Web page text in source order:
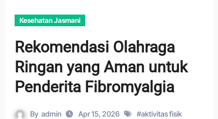
Kesehatan Jasmani
Rekomendasi Olahraga
Ringan yang Aman untuk
Penderita Fibromyalgia
By admin Apr 15, 2026 #aktivitas fisik